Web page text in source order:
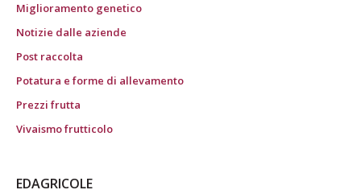
Miglioramento genetico
Notizie dalle aziende
Post raccolta
Potatura e forme di allevamento
Prezzi frutta
Vivaismo frutticolo
EDAGRICOLE